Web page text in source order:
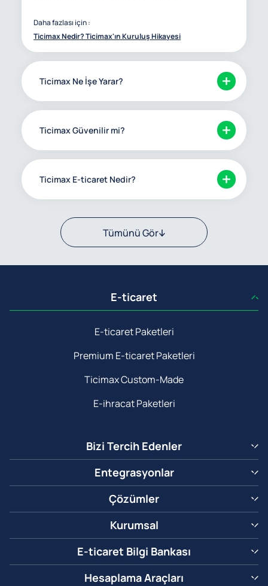
Daha fazlası için :
Ticimax Nedir? Ticimax'ın Kuruluş Hikayesi
Ticimax Ne İşe Yarar?
Ticimax Güvenilir mi?
Ticimax E-ticaret Nedir?
Tümünü Gör
E-ticaret
E-ticaret Paketleri
Premium E-ticaret Paketleri
Ticimax Custom-Made
E-ihracat Paketleri
Bizi Tercih Edenler
Entegrasyonlar
Çözümler
Kurumsal
E-ticaret Bilgi Bankası
Hesaplama Araçları